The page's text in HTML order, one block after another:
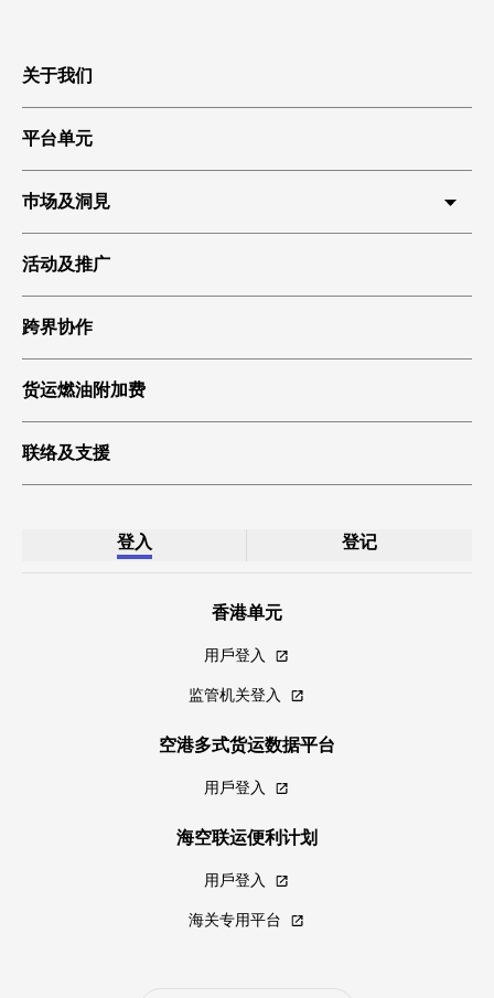
关于我们
平台单元
巿场及洞見
活动及推广
跨界协作
货运燃油附加费
联络及支援
登入 登记
香港单元
用戶登入
监管机关登入
空港多式货运数据平台
用戶登入
海空联运便利计划
用戶登入
海关专用平台